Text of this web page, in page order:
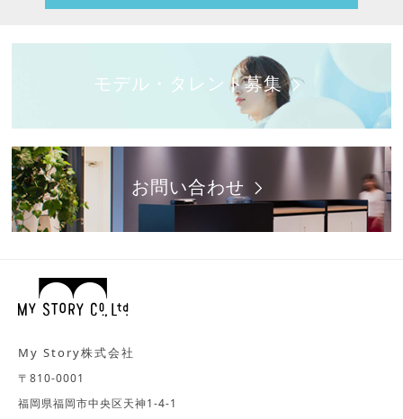
モデル・タレント募集
お問い合わせ
My Story株式会社
〒810-0001
福岡県福岡市中央区天神1-4-1